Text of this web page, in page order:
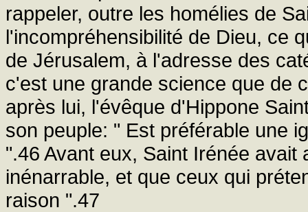
rappeler, outre les homélies de
l'incompréhensibilité de Dieu, ce
de Jérusalem, à l'adresse des
c'est une grande science que de
après lui, l'évêque d'Hippone
son peuple: " Est préférable une
".46 Avant eux, Saint Irénée
inénarrable, et que ceux qui
raison ".47